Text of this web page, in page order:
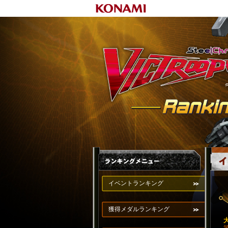
イベントランキング
獲得メダルランキング